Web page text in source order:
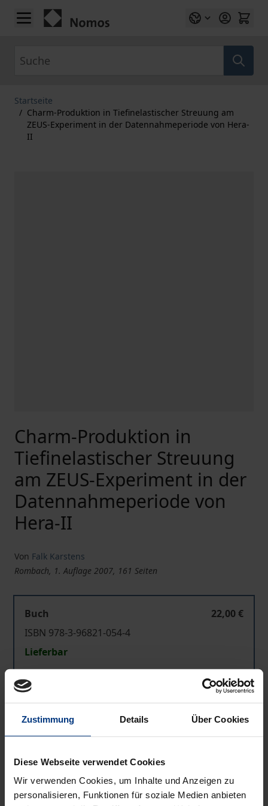
Zustimmung Details Über Cookies
Diese Webseite verwendet Cookies
Wir verwenden Cookies, um Inhalte und Anzeigen zu
personalisieren, Funktionen für soziale Medien anbieten
Zum Inhalt springen
Startseite
/ Charm-Produktion in Tiefinelastischer Streuung am
ZEUS-Experiment in der Datennahmeperiode von Hera-
II
Charm-Produktion in
Tiefinelastischer Streuung
am ZEUS-Experiment in der
Datennahmeperiode von
Hera-II
Von Falk Karstens
Rombach, 1. Auflage 2007, 161 Seiten
Buch
22,00 €
ISBN 978-3-96821-054-4
Lieferbar
Preisangaben inkl. MwSt. Abhängig von der Lieferadresse
kann die MwSt. an der Kasse variieren.
In den Warenkorb
Zur Wunschliste hinzufügen
Hinweise zu Versandkosten